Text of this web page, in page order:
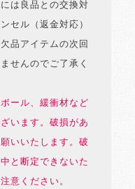
は良品との交換対
セル（返金対応）
品アイテムの次回
せんのでご了承く
ール、緩衝材など
います。破損があ
いいたします。破
と断定できないた
意ください。